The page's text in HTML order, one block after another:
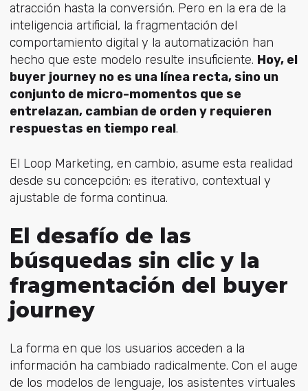
atracción hasta la conversión. Pero en la era de la
inteligencia artificial, la fragmentación del
comportamiento digital y la automatización han
hecho que este modelo resulte insuficiente. Hoy, el
buyer journey no es una línea recta, sino un
conjunto de micro-momentos que se
entrelazan, cambian de orden y requieren
respuestas en tiempo real.
El Loop Marketing, en cambio, asume esta realidad
desde su concepción: es iterativo, contextual y
ajustable de forma continua.
El desafío de las
búsquedas sin clic y la
fragmentación del buyer
journey
La forma en que los usuarios acceden a la
información ha cambiado radicalmente. Con el auge
de los modelos de lenguaje, los asistentes virtuales